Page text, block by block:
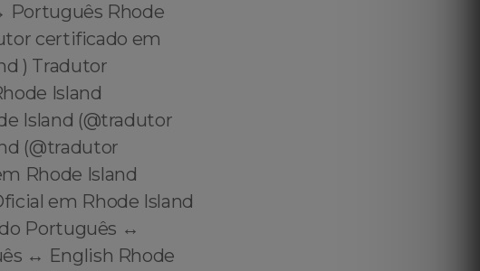
Português Rhode
certificado em
) Tradutor
Island
Island (@tradutor
(@tradutor
Rhode Island
em Rhode Island
Português ↔️
↔️ English Rhode